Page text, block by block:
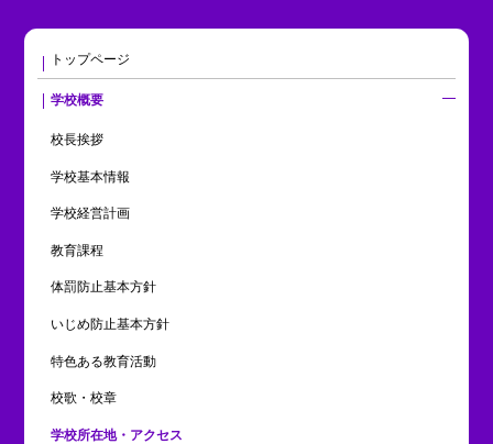
トップページ
学校概要
校長挨拶
学校基本情報
学校経営計画
教育課程
体罰防止基本方針
いじめ防止基本方針
特色ある教育活動
校歌・校章
学校所在地・アクセス